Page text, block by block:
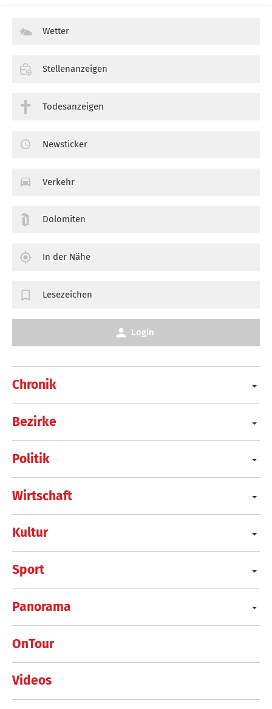
Chronik
Bezirke
Politik
Wirtschaft
Kultur
Sport
Panorama
OnTour
Videos
Wetter
Stellenanzeigen
Todesanzeigen
Newsticker
Verkehr
Dolomiten
In der Nähe
Lesezeichen
Login